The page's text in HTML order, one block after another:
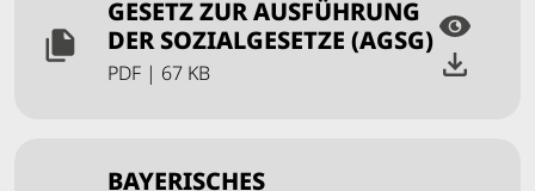
GESETZ ZUR AUSFÜHRUNG
DER SOZIALGESETZE (AGSG)
PDF | 67 KB
BAYERISCHES